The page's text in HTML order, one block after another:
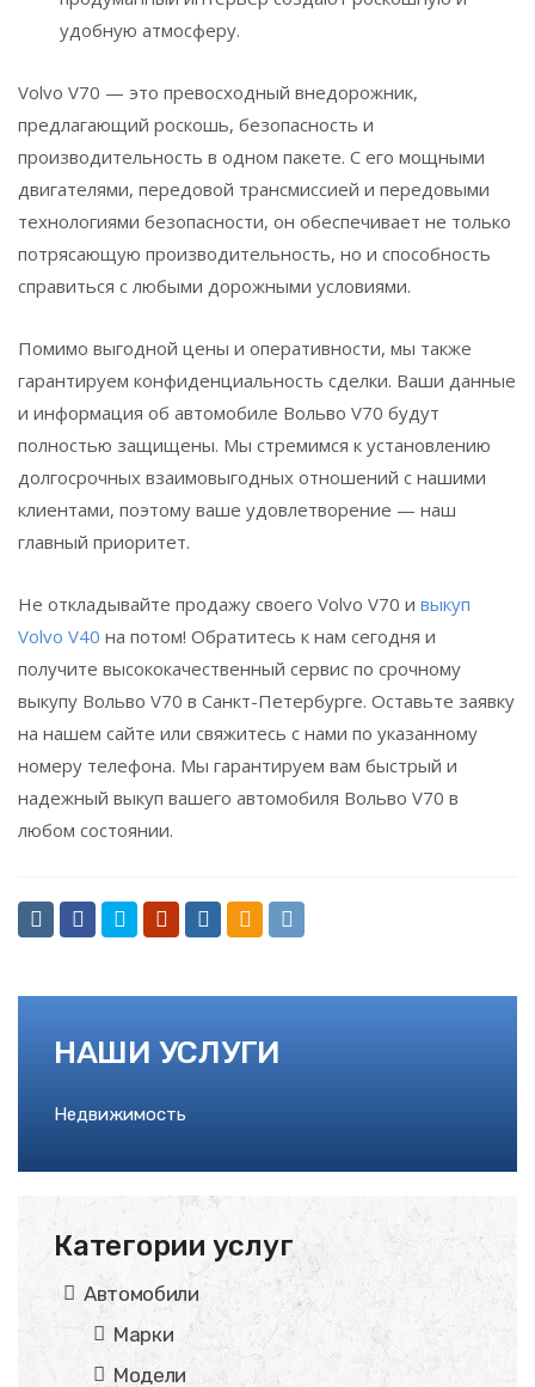
удобную атмосферу.
Volvo V70 — это превосходный внедорожник,
предлагающий роскошь, безопасность и
производительность в одном пакете. С его мощными
двигателями, передовой трансмиссией и передовыми
технологиями безопасности, он обеспечивает не только
потрясающую производительность, но и способность
справиться с любыми дорожными условиями.
Помимо выгодной цены и оперативности, мы также
гарантируем конфиденциальность сделки. Ваши данные
и информация об автомобиле Вольво V70 будут
полностью защищены. Мы стремимся к установлению
долгосрочных взаимовыгодных отношений с нашими
клиентами, поэтому ваше удовлетворение — наш
главный приоритет.
Не откладывайте продажу своего Volvo V70 и выкуп
Volvo V40 на потом! Обратитесь к нам сегодня и
получите высококачественный сервис по срочному
выкупу Вольво V70 в Санкт-Петербурге. Оставьте заявку
на нашем сайте или свяжитесь с нами по указанному
номеру телефона. Мы гарантируем вам быстрый и
надежный выкуп вашего автомобиля Вольво V70 в
любом состоянии.
НАШИ УСЛУГИ
Недвижимость
Категории услуг
Автомобили
Марки
Модели